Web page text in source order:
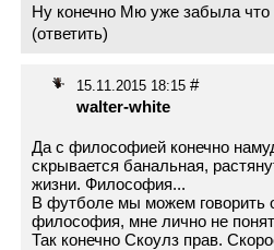
Ну конечно Мю уже забыла
(ответить)
15.11.2015 18:15 #
walter-white
Да с философией конечно
скрывается банальная,
жизни. Философия...
В футболе мы можем говорить
философия, мне лично не
Так конечно Скоулз прав.